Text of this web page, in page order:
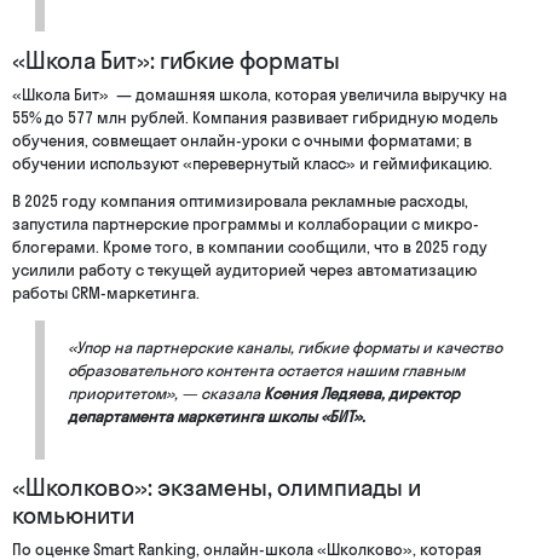
«Школа Бит»: гибкие форматы
«Школа Бит» — домашняя школа, которая увеличила выручку на
55% до 577 млн рублей. Компания развивает гибридную модель
обучения, совмещает онлайн-уроки с очными форматами; в
обучении используют «перевернутый класс» и геймификацию.
В 2025 году компания оптимизировала рекламные расходы,
запустила партнерские программы и коллаборации с микро-
блогерами. Кроме того, в компании сообщили, что в 2025 году
усилили работу с текущей аудиторией через автоматизацию
работы CRM-маркетинга.
«Упор на партнерские каналы, гибкие форматы и качество
образовательного контента остается нашим главным
приоритетом», — сказалаКсения Ледяева, директор
департамента маркетинга школы «БИТ».
«Школково»: экзамены, олимпиады и
комьюнити
По оценке Smart Ranking, онлайн-школа «Школково», которая